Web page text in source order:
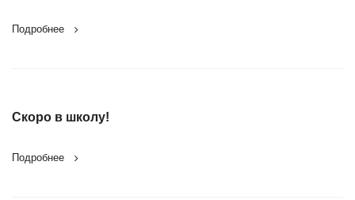
Подробнее
Скоро в школу!
Подробнее